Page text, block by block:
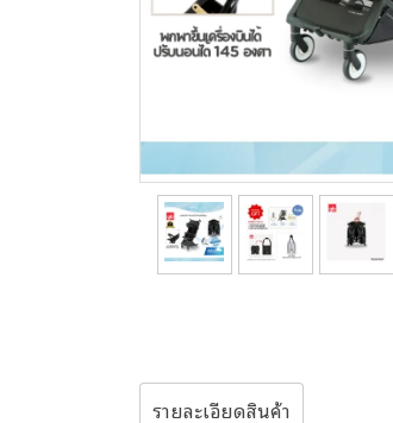
รายละเอียดสินค้า